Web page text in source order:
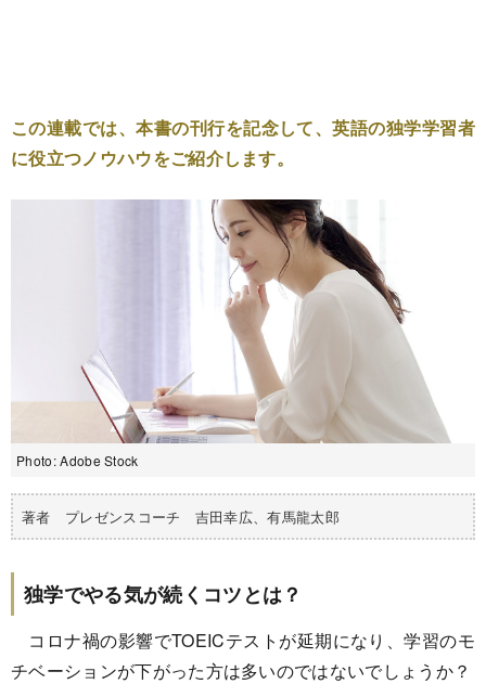
この連載では、本書の刊行を記念して、英語の独学学習者
に役立つノウハウをご紹介します。
Photo: Adobe Stock
著者 プレゼンスコーチ 吉田幸広、有馬龍太郎
独学でやる気が続くコツとは？
コロナ禍の影響でTOEICテストが延期になり、学習のモ
チベーションが下がった方は多いのではないでしょうか？